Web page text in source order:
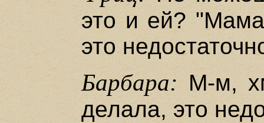
это и ей?
это
Барбара:М-м,
делала, это